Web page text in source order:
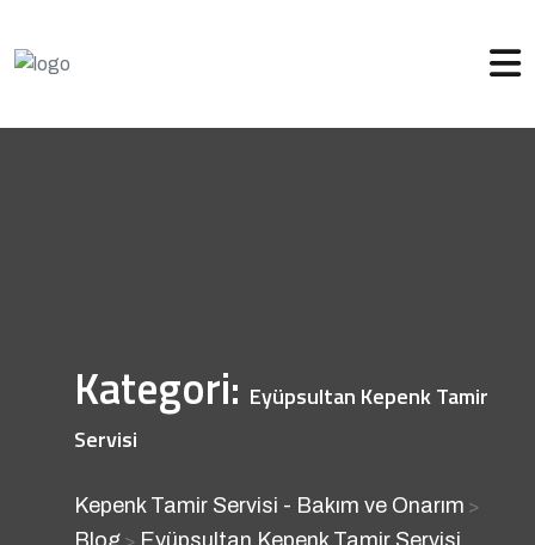
Kategori: Eyüpsultan Kepenk Tamir
Servisi
Kepenk Tamir Servisi - Bakım ve Onarım >
Blog > Eyüpsultan Kepenk Tamir Servisi